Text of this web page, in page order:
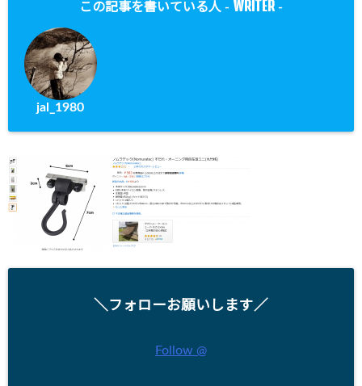
この記事を書いている人 - WRITER -
jal_1980
＼フォローお願いします／
Follow @